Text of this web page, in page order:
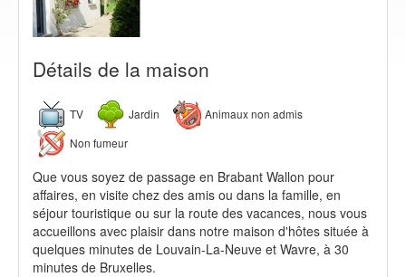
Détails de la maison
TV Jardin
Animaux non admis
Non fumeur
Que vous soyez de passage en Brabant Wallon pour
affaires, en visite chez des amis ou dans la famille, en
séjour touristique ou sur la route des vacances, nous vous
accueillons avec plaisir dans notre maison d'hôtes située à
quelques minutes de Louvain-La-Neuve et Wavre, à 30
minutes de Bruxelles.